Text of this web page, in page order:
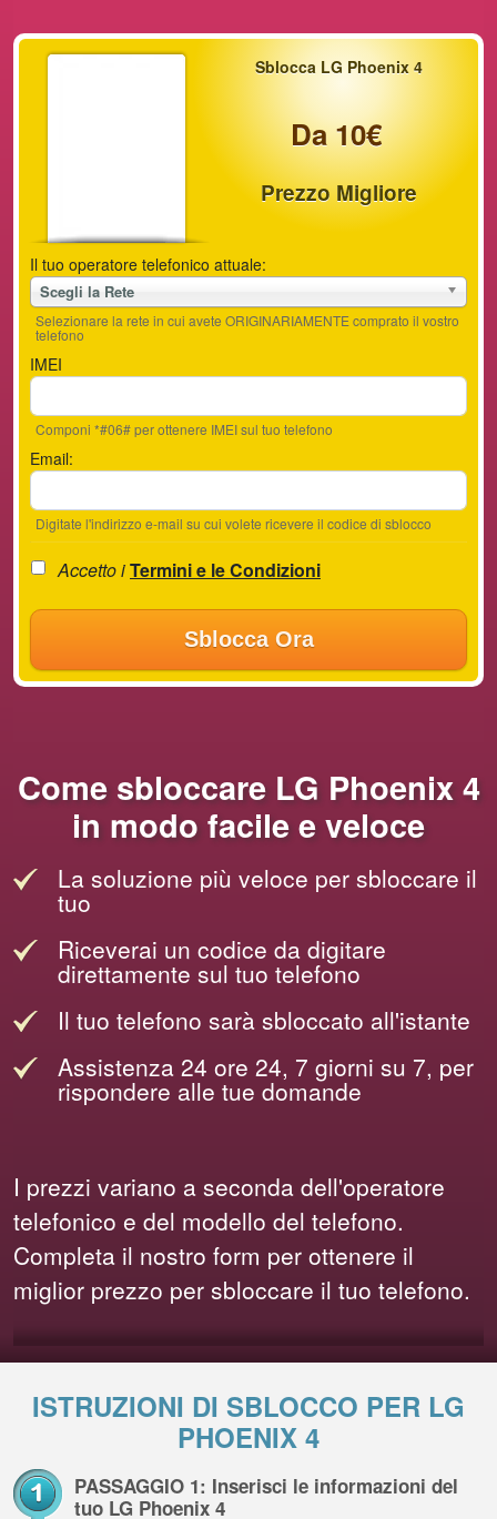
Sblocca LG Phoenix 4
Da 10€
Prezzo Migliore
Il tuo operatore telefonico attuale:
Scegli la Rete
Selezionare la rete in cui avete ORIGINARIAMENTE comprato il vostro
telefono
IMEI
Componi *#06# per ottenere IMEI sul tuo telefono
Email:
Digitate l'indirizzo e-mail su cui volete ricevere il codice di sblocco
Accetto iTermini e le Condizioni
Sblocca Ora
Come sbloccare LG Phoenix 4
in modo facile e veloce
La soluzione più veloce per sbloccare il
tuo
Riceverai un codice da digitare
direttamente sul tuo telefono
Il tuo telefono sarà sbloccato all'istante
Assistenza 24 ore 24, 7 giorni su 7, per
rispondere alle tue domande
I prezzi variano a seconda dell'operatore
telefonico e del modello del telefono.
Completa il nostro form per ottenere il
miglior prezzo per sbloccare il tuo telefono.
ISTRUZIONI DI SBLOCCO PER LG
PHOENIX 4
PASSAGGIO 1: Inserisci le informazioni del
tuo LG Phoenix 4